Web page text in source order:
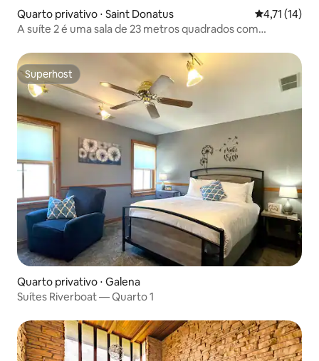
Quarto privativo ⋅ Saint Donatus 4,71 de uma
4,71 (14)
A suíte 2 é uma sala de 23 metros quadrados com
Superhost
Superhost
Quarto privativo ⋅ Galena
Suítes Riverboat — Quarto 1